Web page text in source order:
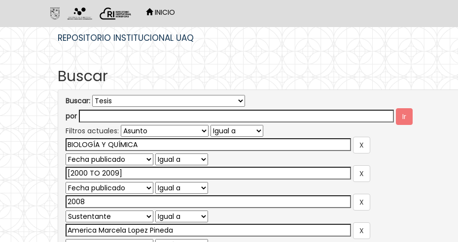
INICIO
REPOSITORIO INSTITUCIONAL UAQ
Buscar
Buscar:
por
Filtros actuales: